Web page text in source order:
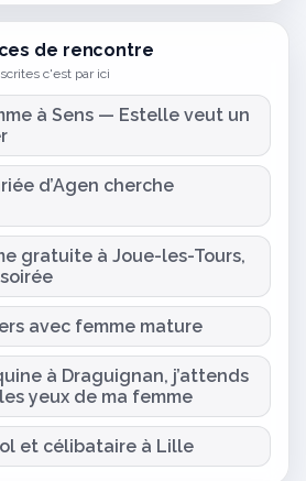
de rencontre
c'est par ici
à Sens — Estelle veut un
d’Agen cherche
gratuite à Joue-les-Tours,
avec femme mature
à Draguignan, j’attends
yeux de ma femme
et célibataire à Lille